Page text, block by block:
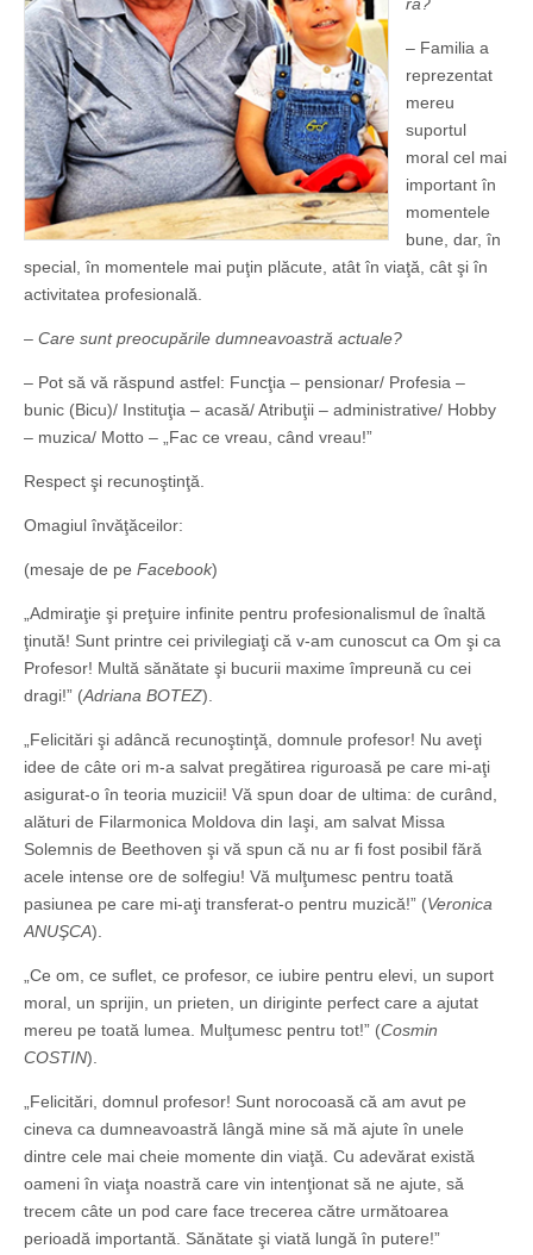
ră?
– Familia a
reprezentat
mereu
suportul
moral cel mai
important în
momentele
bune, dar, în
special, în momentele mai puţin plăcute, atât în viaţă, cât şi în
activitatea profesională.
– Care sunt preocupările dumneavoastră actuale?
– Pot să vă răspund astfel: Funcţia – pensionar/ Profesia –
bunic (Bicu)/ Instituţia – acasă/ Atribuţii – administrative/ Hobby
– muzica/ Motto – „Fac ce vreau, când vreau!”
Respect şi recunoştinţă.
Omagiul învăţăceilor:
(mesaje de pe Facebook)
„Admiraţie şi preţuire infinite pentru profesionalismul de înaltă
ţinută! Sunt printre cei privilegiaţi că v-am cunoscut ca Om şi ca
Profesor! Multă sănătate şi bucurii maxime împreună cu cei
dragi!” (Adriana BOTEZ).
„Felicitări şi adâncă recunoştinţă, domnule profesor! Nu aveţi
idee de câte ori m-a salvat pregătirea riguroasă pe care mi-aţi
asigurat-o în teoria muzicii! Vă spun doar de ultima: de curând,
alături de Filarmonica Moldova din Iaşi, am salvat Missa
Solemnis de Beethoven şi vă spun că nu ar fi fost posibil fără
acele intense ore de solfegiu! Vă mulţumesc pentru toată
pasiunea pe care mi-aţi transferat-o pentru muzică!” (Veronica
ANUŞCA).
„Ce om, ce suflet, ce profesor, ce iubire pentru elevi, un suport
moral, un sprijin, un prieten, un diriginte perfect care a ajutat
mereu pe toată lumea. Mulţumesc pentru tot!” (Cosmin
COSTIN).
„Felicitări, domnul profesor! Sunt norocoasă că am avut pe
cineva ca dumneavoastră lângă mine să mă ajute în unele
dintre cele mai cheie momente din viaţă. Cu adevărat există
oameni în viaţa noastră care vin intenţionat să ne ajute, să
trecem câte un pod care face trecerea către următoarea
perioadă importantă. Sănătate şi viată lungă în putere!”